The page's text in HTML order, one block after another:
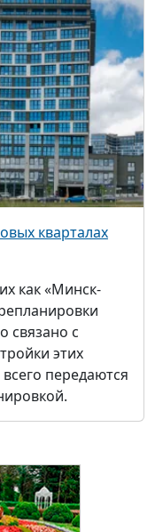
кварталах
как «Минск-
связано с
этих
передаются